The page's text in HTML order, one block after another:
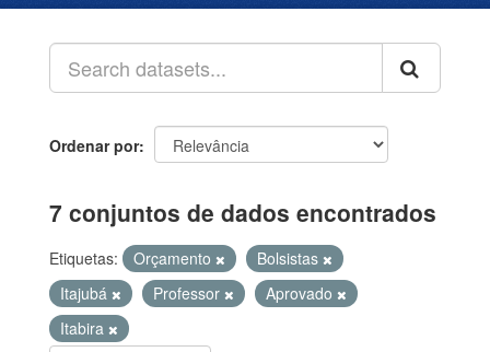
Ordenar por
7 conjuntos de dados encontrados
Etiquetas: Orçamento
Bolsistas
Itajubá
Professor
Aprovado
Itabira